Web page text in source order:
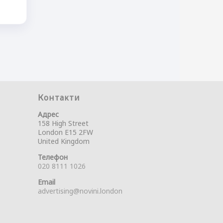
Контакти
Адрес
158 High Street
London E15 2FW
United Kingdom
Телефон
020 8111 1026
Email
advertising@novini.london